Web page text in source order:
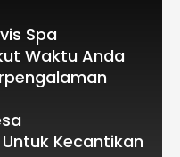
Spa
Waktu Anda
Kecantikan